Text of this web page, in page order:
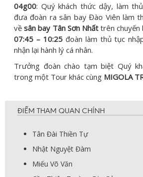
04g00: Quý khách thức dậy, làm
đưa đoàn ra sân bay Đào Viên làm
vềsân bay Tân Sơn Nhấttrên chuyến
07:45 – 10:25đoàn làm thủ tục
nhận lại hành lý cá nhân.
Trưởng đoàn chào tạm biệt Quý
trong một Tour khác cùng MIGOLA
ĐIỂM THAM QUAN CHÍNH
Tân Đài Thiền Tự
Nhật Nguyệt Đàm
Miếu Võ Văn